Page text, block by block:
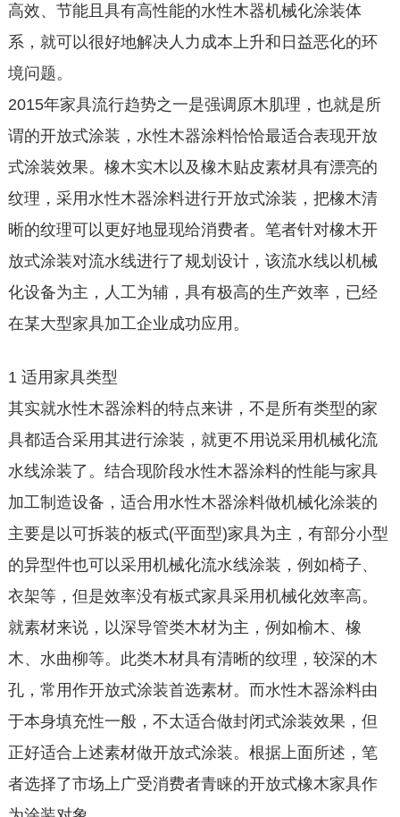
高效、节能且具有高性能的水性木器机械化涂装体
系，就可以很好地解决人力成本上升和日益恶化的环
境问题。
2015年家具流行趋势之一是强调原木肌理，也就是所
谓的开放式涂装，水性木器涂料恰恰最适合表现开放
式涂装效果。橡木实木以及橡木贴皮素材具有漂亮的
纹理，采用水性木器涂料进行开放式涂装，把橡木清
晰的纹理可以更好地显现给消费者。笔者针对橡木开
放式涂装对流水线进行了规划设计，该流水线以机械
化设备为主，人工为辅，具有极高的生产效率，已经
在某大型家具加工企业成功应用。
1 适用家具类型
其实就水性木器涂料的特点来讲，不是所有类型的家
具都适合采用其进行涂装，就更不用说采用机械化流
水线涂装了。结合现阶段水性木器涂料的性能与家具
加工制造设备，适合用水性木器涂料做机械化涂装的
主要是以可拆装的板式(平面型)家具为主，有部分小型
的异型件也可以采用机械化流水线涂装，例如椅子、
衣架等，但是效率没有板式家具采用机械化效率高。
就素材来说，以深导管类木材为主，例如榆木、橡
木、水曲柳等。此类木材具有清晰的纹理，较深的木
孔，常用作开放式涂装首选素材。而水性木器涂料由
于本身填充性一般，不太适合做封闭式涂装效果，但
正好适合上述素材做开放式涂装。根据上面所述，笔
者选择了市场上广受消费者青睐的开放式橡木家具作